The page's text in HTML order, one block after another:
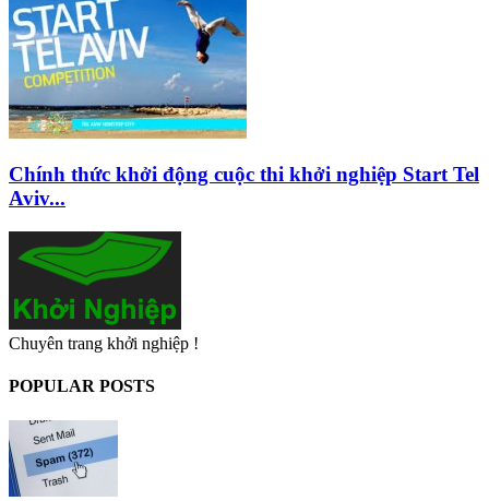
Chính thức khởi động cuộc thi khởi nghiệp Start Tel
Aviv...
Chuyên trang khởi nghiệp !
POPULAR POSTS